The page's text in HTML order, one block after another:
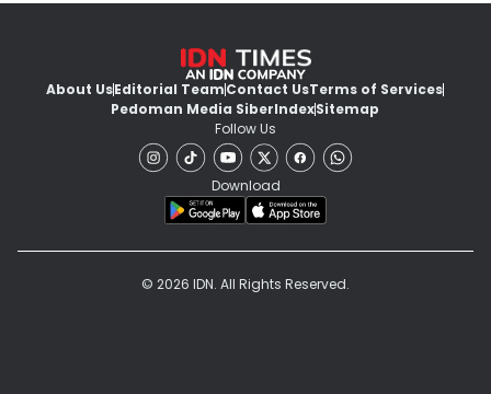
About UsEditorial TeamContact UsTerms of Services
Pedoman Media SiberIndexSitemap
Follow Us
Download
© 2026 IDN. All Rights Reserved.